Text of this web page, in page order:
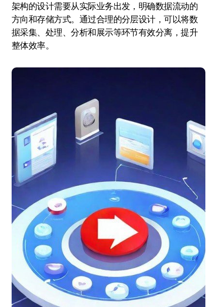
架构的设计需要从实际业务出发，明确数据流动的
方向和存储方式。通过合理的分层设计，可以将数
据采集、处理、分析和展示等环节有效分离，提升
整体效率。